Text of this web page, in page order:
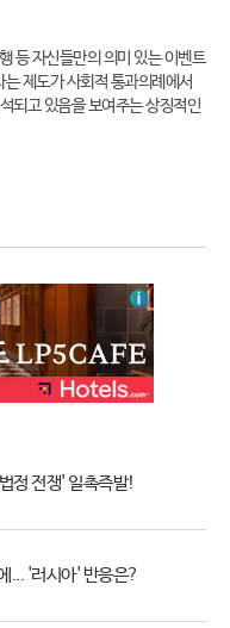
등 자신들만의 의미 있는 이벤트
제도가 사회적 통과의례에서
되고 있음을 보여주는 상징적인
정 전쟁' 일촉즉발!
... '러시아' 반응은?